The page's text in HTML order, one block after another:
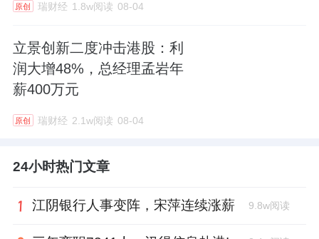
原创 瑞财经 1.8w阅读 08-04
立景创新二度冲击港股：利
润大增48%，总经理孟岩年
薪400万元
原创 瑞财经 2.1w阅读 08-04
24小时热门文章
江阴银行人事变阵，宋萍连续涨薪 9.8w阅读